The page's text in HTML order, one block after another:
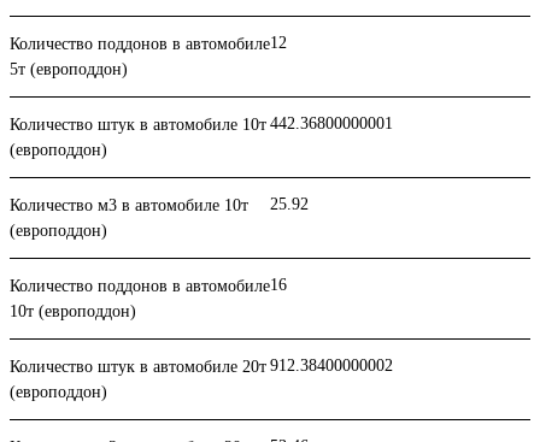
Количество поддонов в автомобиле
5т (европоддон)
12
Количество штук в автомобиле 10т
(европоддон)
442.36800000001
Количество м3 в автомобиле 10т
(европоддон)
25.92
Количество поддонов в автомобиле
10т (европоддон)
16
Количество штук в автомобиле 20т
(европоддон)
912.38400000002